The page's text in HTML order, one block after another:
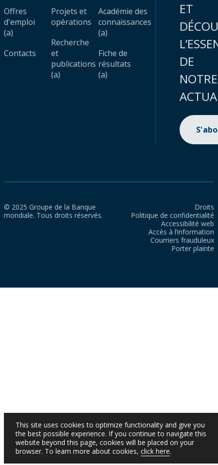
Offres
d'emploi
(a)
Contacts
Projets et
opérations
Recherche
et
publications
(a)
Académie des
connaissances
(a)
Fiche de
résultats
(a)
ET
DE
NOTRE
© 2025 Groupe de la Banque
mondiale. Tous droits réservés.
Droits
Politique de confidentialité
Accessibilité web
Accès à l’information
Courriers frauduleux
Porter plainte
This site uses cookies to optimize functionality and give you
the best possible experience. If you continue to navigate this
website beyond this page, cookies will be placed on your
browser. To learn more about cookies, click here.